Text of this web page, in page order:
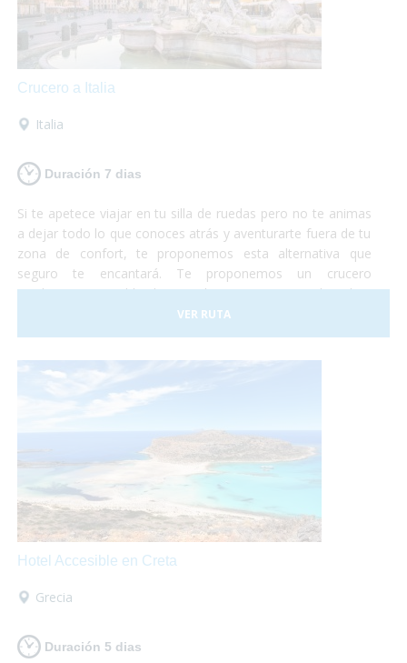
Crucero a Italia
Italia
Duración 7 dias
Si te apetece viajar en tu silla de ruedas pero no te animas
a dejar todo lo que conoces atrás y aventurarte fuera de tu
zona de confort, te proponemos esta alternativa que
seguro te encantará. Te proponemos un crucero
totalmente accesible de Barcelona a Roma en el cual te
embarcarás con tu propio vehículo para luego poder
conocer roma y los alrededores según te apetezca.
VER RUTA
Hotel Accesible en Creta
Grecia
Duración 5 dias